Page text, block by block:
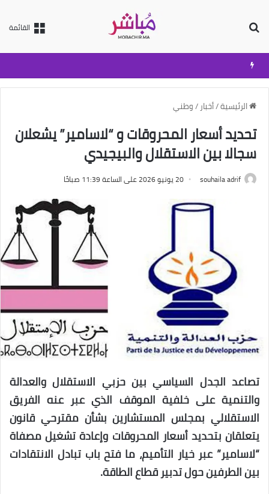
القائمة
الرئيسية/أخبار /وطني
تحديد أسعار المحروقات و “لاسامير” يشعلان
سجالا بين الاستقلال والبيجيدي
souhaila adrif 20 يونيو 2026 على الساعة 11:39 صباحًا
تصاعد الجدل السياسي بين حزبي الاستقلال والعدالة
والتنمية على خلفية الموقف الذي عبر عنه الفريق
الاستقلالي بمجلس المستشارين بشأن مقترحي قانون
يتعلقان بتحديد أسعار المحروقات وإعادة تشغيل مصفاة
“لاسامير” عبر خيار التأميم، ما فتح باب تبادل الانتقادات
بين الطرفين حول تدبير قطاع الطاقة.